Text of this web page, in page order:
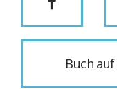
Buch auf